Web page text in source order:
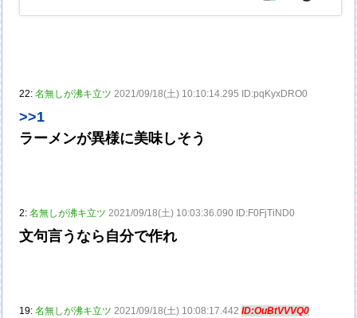
22:名無しが沸キ立ツ 2021/09/18(土) 10:10:14.295 ID:pqKyxDRO0
>>1
ラーメンが異様に美味しそう
2:名無しが沸キ立ツ 2021/09/18(土) 10:03:36.090 ID:F0FjTiND0
文句言うなら自分で作れ
19:名無しが沸キ立ツ 2021/09/18(土) 10:08:17.442ID:OuBtVVVQ0